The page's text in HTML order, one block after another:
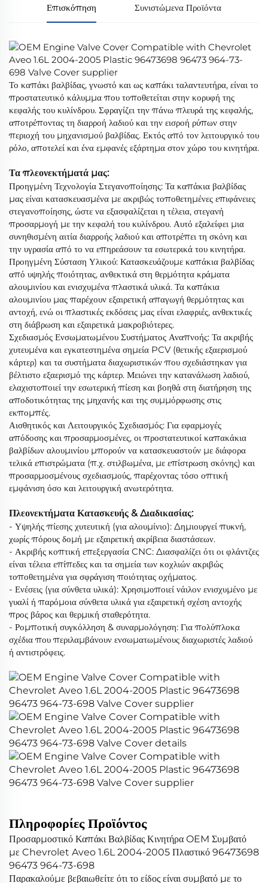
Επισκόπηση Συνιστώμενα Προϊόντα
Το καπάκι βαλβίδας, γνωστό και ως καπάκι ταλαντευτήρα, είναι το
προστατευτικό κάλυμμα που τοποθετείται στην κορυφή της
κεφαλής του κυλίνδρου. Σφραγίζει την πάνω πλευρά της κεφαλής,
αποτρέποντας τη διαρροή λαδιού και την εισροή ρύπων στην
περιοχή του μηχανισμού βαλβίδας. Εκτός από τον λειτουργικό του
ρόλο, αποτελεί και ένα εμφανές εξάρτημα στον χώρο του κινητήρα.
Τα πλεονεκτήματά μας:
Προηγμένη Τεχνολογία Στεγανοποίησης: Τα καπάκια βαλβίδας
μας είναι κατασκευασμένα με ακριβώς τοποθετημένες επιφάνειες
στεγανοποίησης, ώστε να εξασφαλίζεται η τέλεια, στεγανή
προσαρμογή με την κεφαλή του κυλίνδρου. Αυτό εξαλείφει μια
συνηθισμένη αιτία διαρροής λαδιού και αποτρέπει τη σκόνη και
την υγρασία από το να επηρεάσουν τα εσωτερικά του κινητήρα.
Προηγμένη Σύσταση Υλικού: Κατασκευάζουμε καπάκια βαλβίδας
από υψηλής ποιότητας, ανθεκτικά στη θερμότητα κράματα
αλουμινίου και ενισχυμένα πλαστικά υλικά. Τα καπάκια
αλουμινίου μας παρέχουν εξαιρετική απαγωγή θερμότητας και
αντοχή, ενώ οι πλαστικές εκδόσεις μας είναι ελαφριές, ανθεκτικές
στη διάβρωση και εξαιρετικά μακροβιότερες.
Σχεδιασμός Ενσωματωμένου Συστήματος Αναπνοής: Τα ακριβής
χυτευμένα και εγκατεστημένα σημεία PCV (θετικής εξαερισμού
κάρτερ) και τα συστήματα διαχωριστικών που σχεδιάστηκαν για
βέλτιστο εξαερισμό της κάρτερ. Μειώνει την κατανάλωση λαδιού,
ελαχιστοποιεί την εσωτερική πίεση και βοηθά στη διατήρηση της
αποδοτικότητας της μηχανής και της συμμόρφωσης στις
εκπομπές.
Αισθητικός και Λειτουργικός Σχεδιασμός: Για εφαρμογές
απόδοσης και προσαρμοσμένες, οι προστατευτικοί καπακάκια
βαλβίδων αλουμινίου μπορούν να κατασκευαστούν με διάφορα
τελικά επιστρώματα (π.χ. στιλβωμένα, με επίστρωση σκόνης) και
προσαρμοσμένους σχεδιασμούς, παρέχοντας τόσο οπτική
εμφάνιση όσο και λειτουργική ανωτερότητα.
Πλεονεκτήματα Κατασκευής & Διαδικασίας:
- Υψηλής πίεσης χυτευτική (για αλουμίνιο): Δημιουργεί πυκνή,
χωρίς πόρους δομή με εξαιρετική ακρίβεια διαστάσεων.
- Ακριβής κοπτική επεξεργασία CNC: Διασφαλίζει ότι οι φλάντζες
είναι τέλεια επίπεδες και τα σημεία των κοχλιών ακριβώς
τοποθετημένα για σφράγιση ποιότητας οχήματος.
- Ενέσεις (για σύνθετα υλικά): Χρησιμοποιεί νάιλον ενισχυμένο με
γυαλί ή παρόμοια σύνθετα υλικά για εξαιρετική σχέση αντοχής
προς βάρος και θερμική σταθερότητα.
- Ρομποτική συγκόλληση & συναρμολόγηση: Για πολύπλοκα
σχέδια που περιλαμβάνουν ενσωματωμένους διαχωριστές λαδιού
ή αντιστρόφεις.
Πληροφορίες Προϊόντος
Προσαρμοστικό Καπάκι Βαλβίδας Κινητήρα OEM Συμβατό
με Chevrolet Aveo 1.6L 2004-2005 Πλαστικό 96473698
96473 964-73-698
Παρακαλούμε βεβαιωθείτε ότι το είδος είναι συμβατό με το